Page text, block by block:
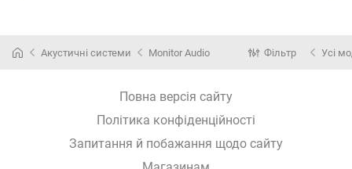
Акустичні системи Monitor Audio Фільтр Усі
Повна версія сайту
Політика конфіденційності
Запитання й побажання щодо сайту